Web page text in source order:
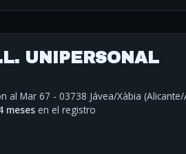
UNIPERSONAL
al Mar 67 - 03738 Jávea/Xàbia (Alicante/
meses en el registro